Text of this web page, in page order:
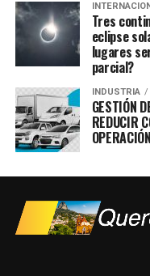
Tres
eclipse
lugares
parcial?
INDUSTRIA
GESTIÓN
REDUCIR
OPERACIÓN